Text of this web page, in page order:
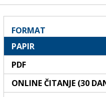
FORMAT
PAPIR
PDF
ONLINE ČITANJE (30